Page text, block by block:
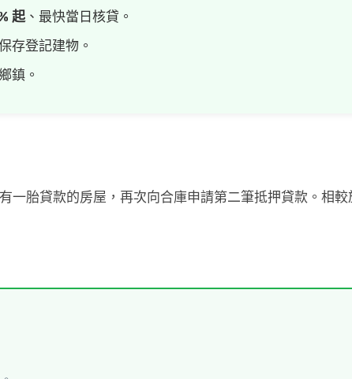
起、最快當日核貸。
存登記建物。
鎮。
一胎貸款的房屋，再次向合庫申請第二筆抵押貸款。相